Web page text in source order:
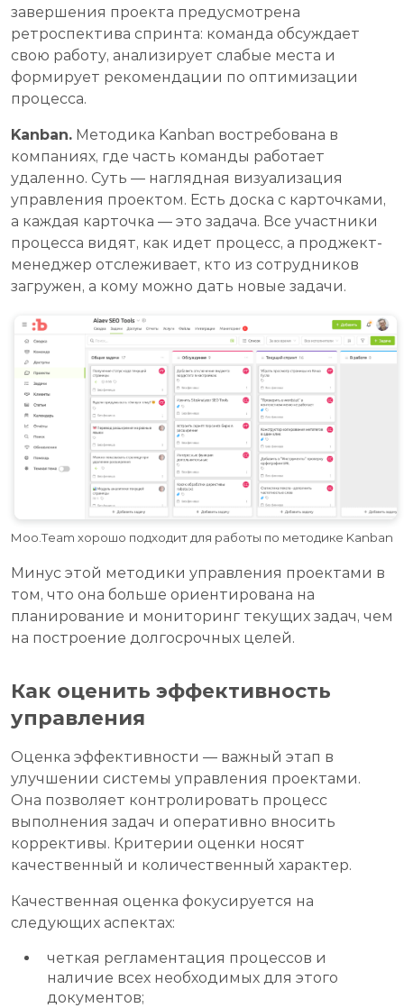
завершения проекта предусмотрена
ретроспектива спринта: команда обсуждает
свою работу, анализирует слабые места и
формирует рекомендации по оптимизации
процесса.
Kanban. Методика Kanban востребована в
компаниях, где часть команды работает
удаленно. Суть — наглядная визуализация
управления проектом. Есть доска с карточками,
а каждая карточка — это задача. Все участники
процесса видят, как идет процесс, а проджект-
менеджер отслеживает, кто из сотрудников
загружен, а кому можно дать новые задачи.
Moo.Team хорошо подходит для работы по методике Kanban
Минус этой методики управления проектами в
том, что она больше ориентирована на
планирование и мониторинг текущих задач, чем
на построение долгосрочных целей.
Как оценить эффективность
управления
Оценка эффективности — важный этап в
улучшении системы управления проектами.
Она позволяет контролировать процесс
выполнения задач и оперативно вносить
коррективы. Критерии оценки носят
качественный и количественный характер.
Качественная оценка фокусируется на
следующих аспектах:
четкая регламентация процессов и
наличие всех необходимых для этого
документов;